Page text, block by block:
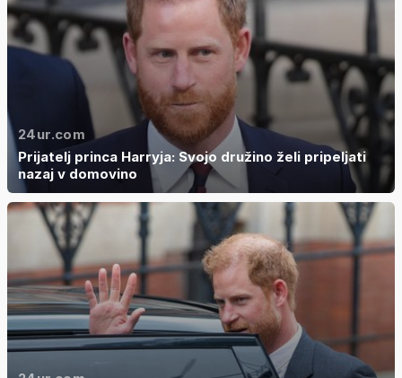
24ur.com
Prijatelj princa Harryja: Svojo družino želi pripeljati
nazaj v domovino